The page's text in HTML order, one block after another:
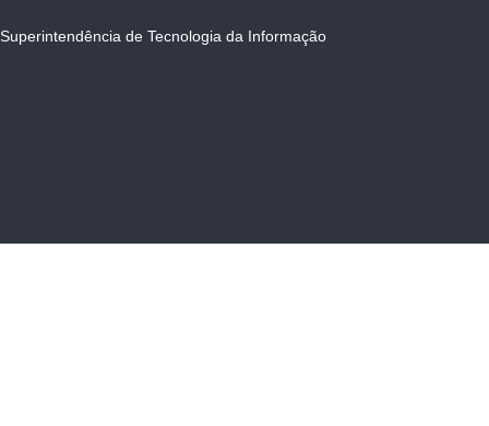
Superintendência de Tecnologia da Informação